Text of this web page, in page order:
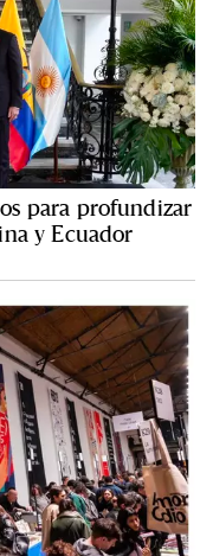
para profundizar
y Ecuador